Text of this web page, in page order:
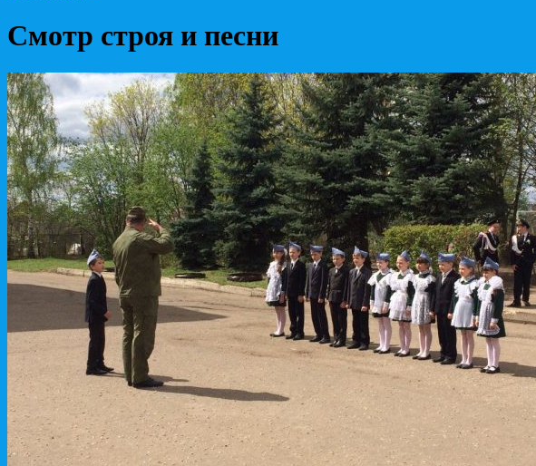
Смотр строя и песни